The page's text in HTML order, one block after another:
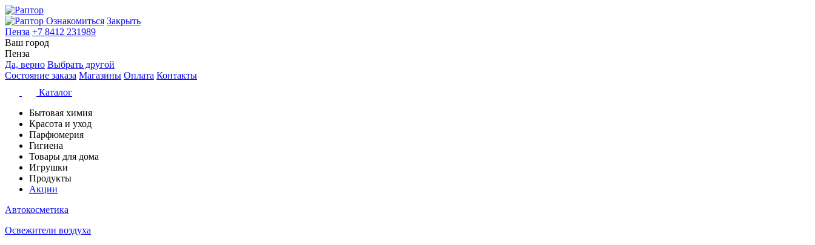
Ознакомиться Закрыть
Пенза +7 8412 231989
Ваш город
Пенза
Да, верно Выбрать другой
Состояние заказа Магазины Оплата Контакты
Каталог
Бытовая химия
Красота и уход
Парфюмерия
Гигиена
Товары для дома
Игрушки
Продукты
Акции
Автокосметика
Освежители воздуха